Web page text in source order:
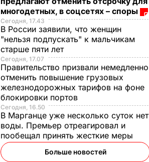
многодетных, в соцсетях – споры
Сегодня, 17.43
В России заявили, что женщин
"нельзя подпускать" к мальчикам
старше пяти лет
Сегодня, 17.07
Правительство призвали немедленно
отменить повышение грузовых
железнодорожных тарифов на фоне
блокировки портов
Сегодня, 16.50
В Марганце уже несколько суток нет
воды. Премьер отреагировал и
пообещал принять жесткие меры
Больше новостей